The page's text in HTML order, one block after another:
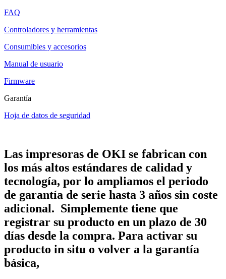
FAQ
Controladores y herramientas
Consumibles y accesorios
Manual de usuario
Firmware
Garantía
Hoja de datos de seguridad
Las impresoras de OKI se fabrican con
los más altos estándares de calidad y
tecnología, por lo ampliamos el periodo
de garantía de serie hasta 3 años sin coste
adicional. Simplemente tiene que
registrar su producto en un plazo de 30
días desde la compra. Para activar su
producto in situ o volver a la garantía
básica,